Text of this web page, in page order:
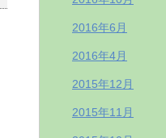
2016年6月
2016年4月
2015年12月
2015年11月